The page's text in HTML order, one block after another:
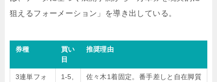
狙えるフォーメーション」を導き出している。
券種
買い
目
推奨理由
3連単フォ
1-5,
佐々木1着固定。番手差しと自在脚質